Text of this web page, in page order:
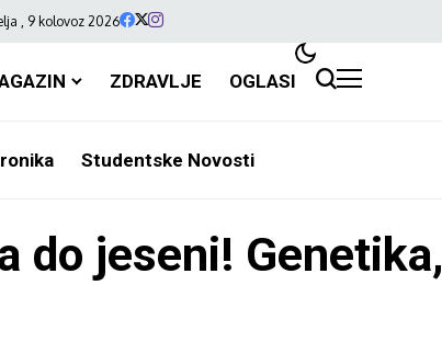
, 9 kolovoz 2026
ZDRAVLJE OGLASI
Studentske Novosti
do jeseni! Genetika,